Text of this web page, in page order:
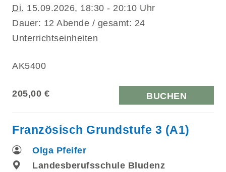
Di. 15.09.2026, 18:30 - 20:10 Uhr
Dauer: 12 Abende / gesamt: 24
Unterrichtseinheiten
AK5400
205,00 € BUCHEN
Französisch Grundstufe 3 (A1)
Olga Pfeifer
Landesberufsschule Bludenz